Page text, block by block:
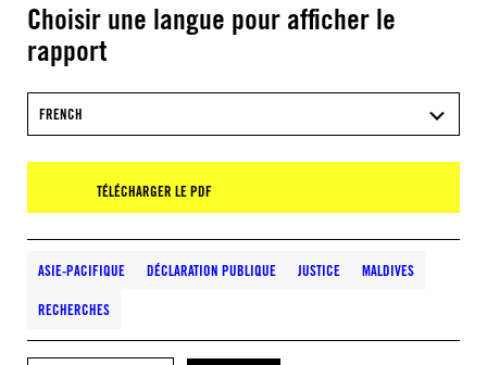
Choisir une langue pour afficher le
rapport
FRENCH
TÉLÉCHARGER LE PDF
ASIE-PACIFIQUE DÉCLARATION PUBLIQUE JUSTICE MALDIVES
RECHERCHES